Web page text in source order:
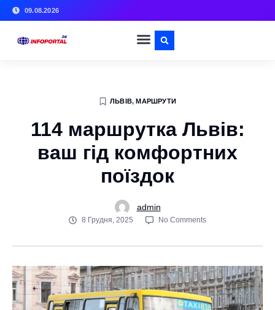
09.08.2026
ЛЬВІВ,МАРШРУТИ
114 маршрутка Львів:
ваш гід комфортних
поїздок
admin
8 Грудня, 2025 No Comments